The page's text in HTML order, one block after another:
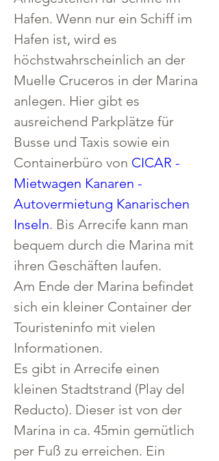
Hafen. Wenn nur ein Schiff im
Hafen ist, wird es
höchstwahrscheinlich an der
Muelle Cruceros in der Marina
anlegen. Hier gibt es
ausreichend Parkplätze für
Busse und Taxis sowie ein
Containerbüro von CICAR -
Mietwagen Kanaren -
Autovermietung Kanarischen
Inseln. Bis Arrecife kann man
bequem durch die Marina mit
ihren Geschäften laufen.
Am Ende der Marina befindet
sich ein kleiner Container der
Touristeninfo mit vielen
Informationen.
Es gibt in Arrecife einen
kleinen Stadtstrand (Play del
Reducto). Dieser ist von der
Marina in ca. 45min gemütlich
per Fuß zu erreichen. Ein